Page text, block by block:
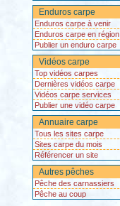
Enduros carpe
Enduros carpe à venir
Enduros carpe en région
Publier un enduro carpe
Vidéos carpe
Top vidéos carpes
Dernières vidéos carpe
Vidéos carpe services
Publier une vidéo carpe
Annuaire carpe
Tous les sites carpe
Sites carpe du mois
Référencer un site
Autres pêches
Pêche des carnassiers
Pêche au coup